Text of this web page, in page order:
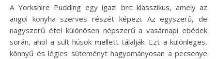
A Yorkshire Pudding egy igazi brit klasszikus, amely az
angol konyha szerves részét képezi. Az egyszerű, de
nagyszerű étel különösen népszerű a vasárnapi ebédek
során, ahol a sült húsok mellett tálalják. Ezt a különleges,
könnyű és légies süteményt hagyományosan a pecsenye